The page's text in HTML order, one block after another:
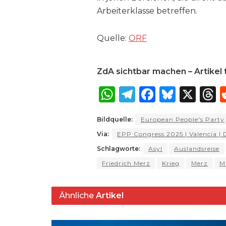
Arbeiterklasse betreffen.
Quelle: ORF
ZdA sichtbar machen – Artikel
W
a
ts
A
p
T
e
g
ra
F
c
e
b
o
k
B
e
s
k
X
T
re
a
d
Bildquelle:
European People's Party
Via:
EPP Congress 2025 | Valencia |
Schlagworte:
Asyl Auslandsreise
Friedrich Merz
Krieg Merz
Ähnliche Artikel